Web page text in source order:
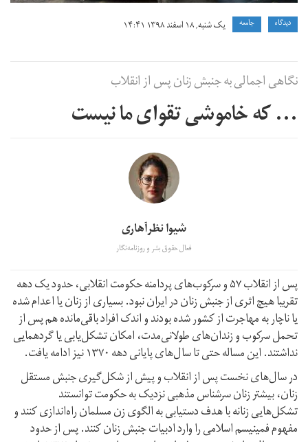
دیدگاه جامعه یک شنبه, ۱۸ اسفند ۱۳۹۸ ۱۴:۴۱
نگاهی اجمالی به جنبش زنان پس از انقلاب
... که خاموشی تقوای ما نیست
شیوا نظرآهاری
فعال حقوق بشر و روزنامه‌نگار
پس از انقلاب ۵۷ و سرکوب‌های پردامنه حکومت انقلابی، حدود یک دهه
تقریبا هیچ اثری از جنبش زنان در ایران نبود. بسیاری از زنان یا اعدام شده
یا ناچار به مهاجرت از کشور شده بودند و اندک افراد باقی‌مانده هم پس از
تحمل سرکوب و زندان‌های طولانی‌مدت، امکان تشکل‌یابی یا گردهمایی
نداشتند. این مساله حتی تا سال‌های پایانی دهه ۱۳۷۰ نیز ادامه یافت.
در سال‏‌های نخست پس از انقلاب و پیش از شکل‌گیری جنبش مستقل
زنان، بیشتر زنان سرشناس مذهبی نزدیک به حکومت توانستند
تشکل‏‌هایی زنانه با هدف دستیابی به الگوی زن مسلمان راه‌اندازی کنند و
مفهوم فمینیسم اسلامی را وارد ادبیات جنبش زنان کنند. پس از حدود